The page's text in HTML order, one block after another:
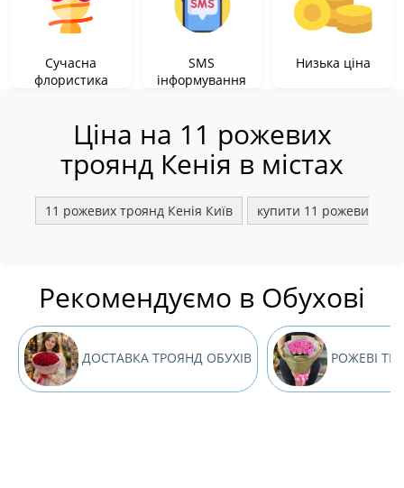
Сучасна
флористика
SMS
інформування
Низька ціна
Ціна на 11 рожевих
троянд Кенія в містах
11 рожевих троянд Кенія Київ купити 11 рожевих
Рекомендуємо в Обухові
ДОСТАВКА ТРОЯНД ОБУХІВ РОЖЕВІ